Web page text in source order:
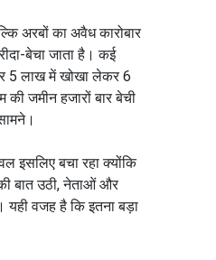
अरबों का अवैध कारोबार
बेचा जाता है। कई
5 लाख में खोखा लेकर 6
जमीन हजारों बार बेची
इसलिए बचा रहा क्योंकि
बात उठी, नेताओं और
यही वजह है कि इतना बड़ा